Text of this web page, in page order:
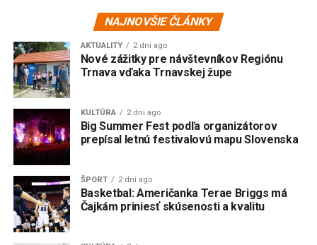
NAJNOVŠIE ČLÁNKY
AKTUALITY 2 dni ago
Nové zážitky pre návštevníkov Regiónu
Trnava vďaka Trnavskej župe
KULTÚRA 2 dni ago
Big Summer Fest podľa organizátorov
prepísal letnú festivalovú mapu Slovenska
ŠPORT 2 dni ago
Basketbal: Američanka Terae Briggs má
Čajkám priniesť skúsenosti a kvalitu